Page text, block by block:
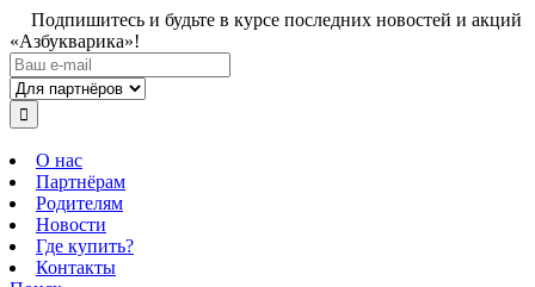
Подпишитесь и будьте в курсе последних новостей и акций
«Азбукварика»!
О нас
Партнёрам
Родителям
Новости
Где купить?
Контакты